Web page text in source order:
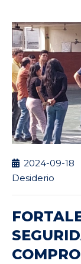
2024-09-18
Desiderio